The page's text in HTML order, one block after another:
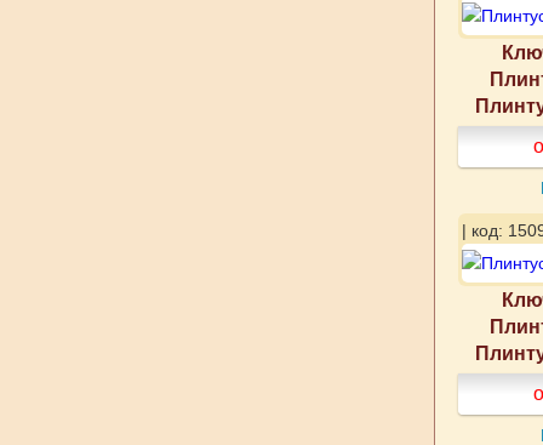
| код: